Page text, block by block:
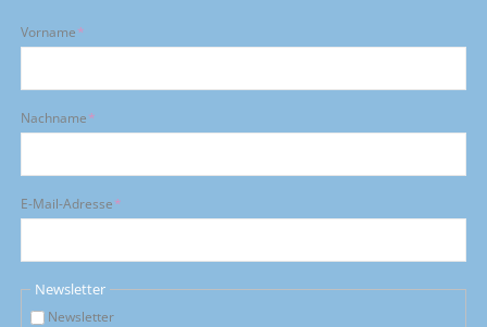
Pflichtfeld
Vorname*
Pflichtfeld
Nachname*
Pflichtfeld
E-Mail-Adresse*
Newsletter
Newsletter